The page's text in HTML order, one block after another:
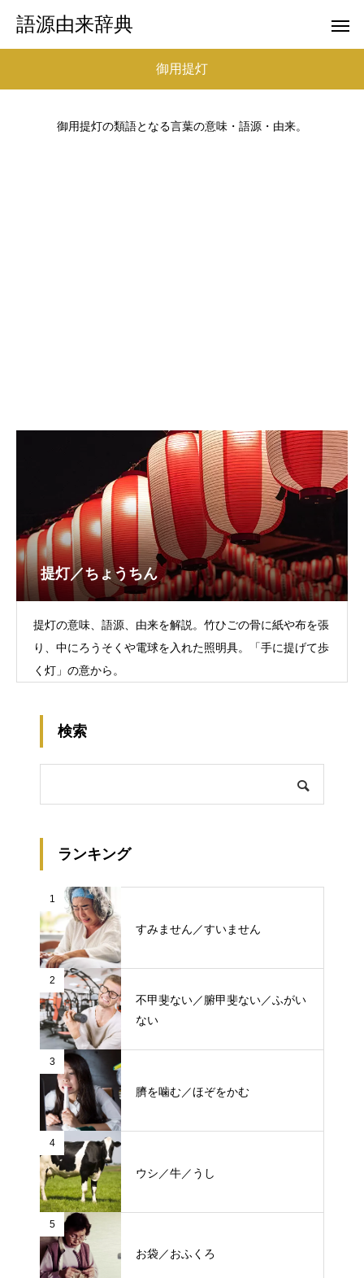
語源由来辞典
御用提灯
御用提灯の類語となる言葉の意味・語源・由来。
提灯／ちょうちん
提灯の意味、語源、由来を解説。竹ひごの骨に紙や布を張
り、中にろうそくや電球を入れた照明具。「手に提げて歩
く灯」の意から。
検索
ランキング
1
すみません／すいません
2
不甲斐ない／腑甲斐ない／ふがい
ない
3
臍を噛む／ほぞをかむ
4
ウシ／牛／うし
5
お袋／おふくろ